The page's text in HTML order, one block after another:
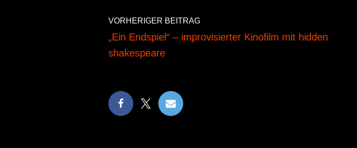
VORHERIGER BEITRAG
„Ein Endspiel“ – improvisierter Kinofilm mit hidden
shakespeare